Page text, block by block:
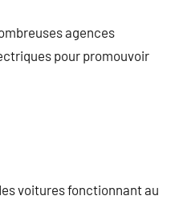
agences
pour promouvoir
voitures fonctionnant au